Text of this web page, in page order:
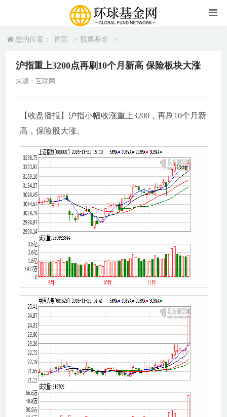
您的位置： 首页 > 股票基金 >
沪指重上3200点再刷10个月新高 保险板块大涨
来源：互联网
【收盘播报】沪指小幅收涨重上3200，再刷10个月新
高，保险股大涨。